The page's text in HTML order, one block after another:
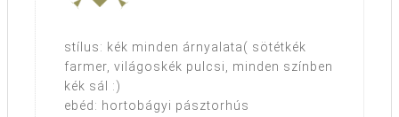
stílus: kék minden árnyalata( sötétkék
farmer, világoskék pulcsi, minden színben
kék sál :)
ebéd: hortobágyi pásztorhús